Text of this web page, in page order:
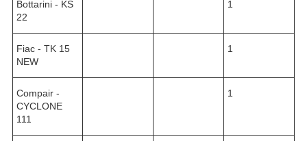
Bottarini - KS
22
1
Fiac - TK 15
NEW
1
Compair -
CYCLONE
111
1